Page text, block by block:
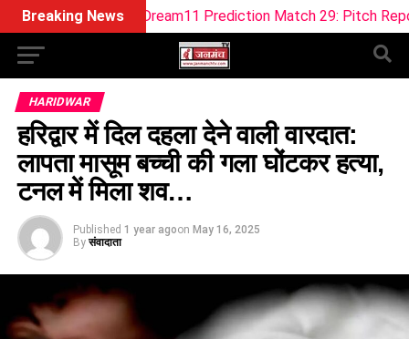
Breaking News
W Dream11 Prediction Match 29: Pitch Report, Playing 11,
HARIDWAR
हरिद्वार में दिल दहला देने वाली वारदात:
लापता मासूम बच्ची की गला घोंटकर हत्या,
टनल में मिला शव…
Published 1 year agoon May 16, 2025
By संवादाता